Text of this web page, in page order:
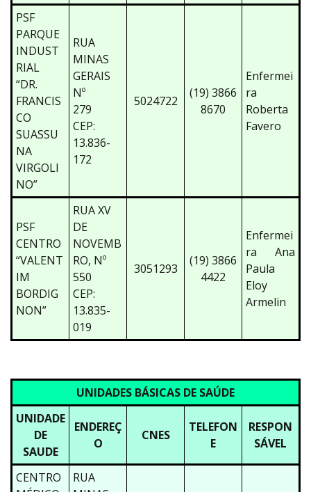
PSF
PARQUE
INDUST
RIAL
“DR.
FRANCIS
CO
SUASSU
NA
VIRGOLI
NO”
RUA
MINAS
GERAIS
Nº
279
CEP:
13.836-
172
5024722
(19) 3866
8670
Enfermei
ra
Roberta
Favero
PSF
CENTRO
“VALENT
IM
BORDIG
NON”
RUA XV
DE
NOVEMB
RO, Nº
550
CEP:
13.835-
019
3051293
(19) 3866
4422
Enfermei
ra Ana
Paula
Eloy
Armelin
UNIDADES BÁSICAS DE SAÚDE
UNIDADE
DE
SAUDE
ENDEREÇ
O
CNES
TELEFON
E
RESPON
SÁVEL
CENTRO
RUA